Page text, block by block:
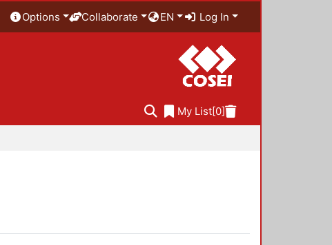
Options Collaborate EN Log In
My List[0]